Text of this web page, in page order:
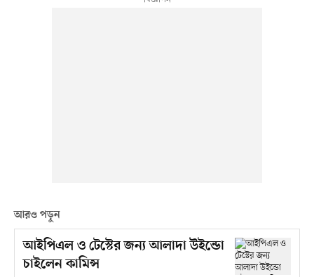
আরও পড়ুন
আইপিএল ও টেস্টের জন্য আলাদা উইন্ডো
চাইলেন কামিন্স